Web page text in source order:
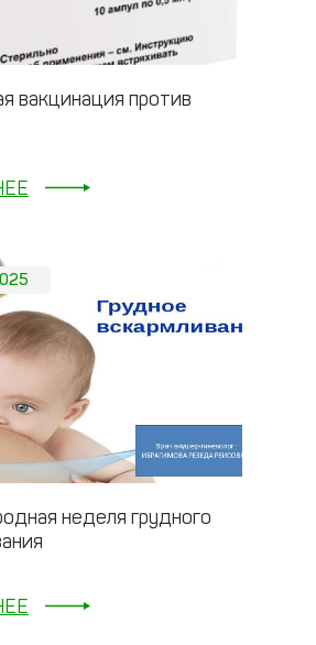
вакцинация против
неделя грудного